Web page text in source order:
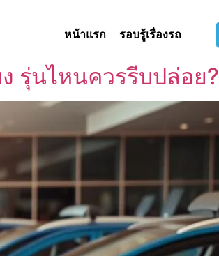
หน้าแรก รอบรู้เรื่องรถ
รุ่นไหนควรรีบปล่อย?